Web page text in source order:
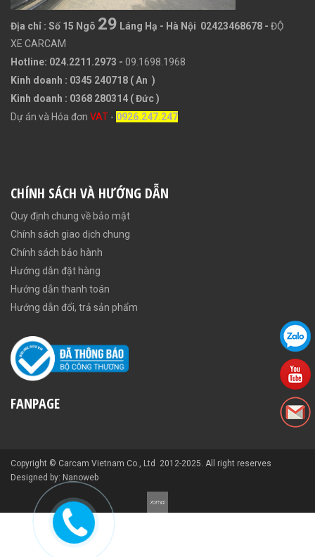
Địa chỉ : Số 15 Ngõ 29 Láng Hạ - Hà Nội 02423468678 - ĐỘ
XE CARCAM
Hotline: 024.2211.2973 - 09.1698.1968
Kinh doanh : 0345 240718 ( An )
Kinh doanh : 0368 280314 ( Đức )
Dự án và Hóa đơn VAT - 0926.247.247
CHÍNH SÁCH VÀ HƯỚNG DẪN
Quy định chung về bảo mật
Chính sách giao dịch chung
Chính sách bảo hành
Hướng dẫn đặt hàng
Hướng dẫn thanh toán
Hướng dẫn đổi, trả sản phẩm
FANPAGE
Copyright © Carcam Vietnam Co., Ltd 2012-2025. All right reserves
Designed by: Nanoweb